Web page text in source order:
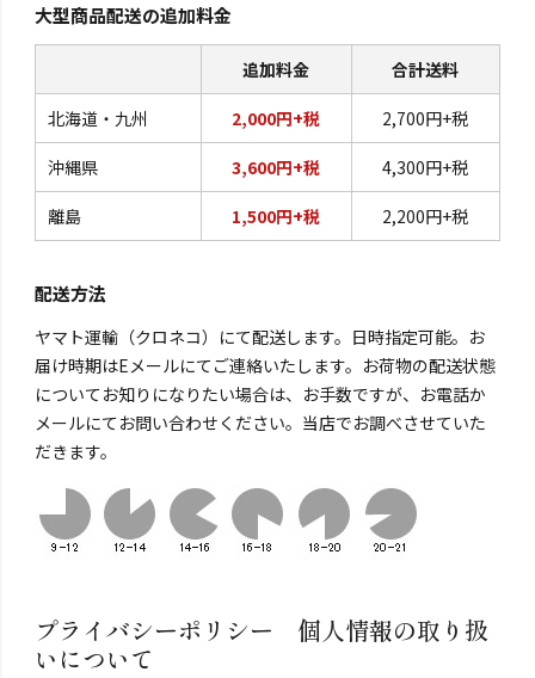
大型商品配送の追加料金
追加料金 合計送料
北海道・九州 2,000円+税 2,700円+税
沖縄県 3,600円+税 4,300円+税
離島 1,500円+税 2,200円+税
配送方法
ヤマト運輸（クロネコ）にて配送します。日時指定可能。お
届け時期はEメールにてご連絡いたします。お荷物の配送状態
についてお知りになりたい場合は、お手数ですが、お電話か
メールにてお問い合わせください。当店でお調べさせていた
だきます。
プライバシーポリシー 個人情報の取り扱
いについて